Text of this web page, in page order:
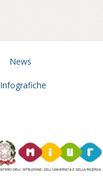
News
Infografiche